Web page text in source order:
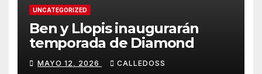
UNCATEGORIZED
Ben y Llopis inaugurarán
temporada de Diamond
MAYO 12, 2026 CALLEDOSS